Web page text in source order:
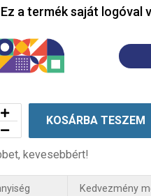
Ez a termék saját logóval
KOSÁRBA TESZEM
kevesebbért!
Kedvezmény